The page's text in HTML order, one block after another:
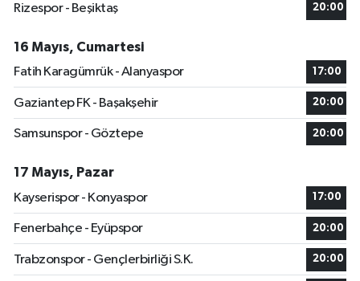
Rizespor - Beşiktaş
20:00
16 Mayıs, Cumartesi
Fatih Karagümrük - Alanyaspor
17:00
Gaziantep FK - Başakşehir 20:00
Samsunspor - Göztepe 20:00
17 Mayıs, Pazar
Kayserispor - Konyaspor
17:00
Fenerbahçe - Eyüpspor 20:00
Trabzonspor - Gençlerbirliği S.K. 20:00